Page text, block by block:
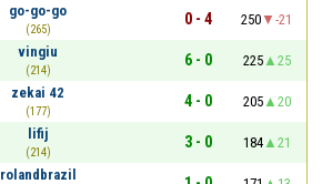
go-go-go
(265)
0 - 4 250
-21
vingiu
(214)
6 - 0 225
25
zekai 42
(177)
4 - 0 205
20
lifij
(214)
3 - 0 184
21
rolandbrazil